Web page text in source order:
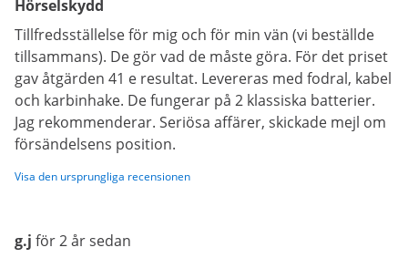
Hörselskydd
Tillfredsställelse för mig och för min vän (vi beställde
tillsammans). De gör vad de måste göra. För det priset
gav åtgärden 41 e resultat. Levereras med fodral, kabel
och karbinhake. De fungerar på 2 klassiska batterier.
Jag rekommenderar. Seriösa affärer, skickade mejl om
försändelsens position.
Visa den ursprungliga recensionen
g.j för 2 år sedan